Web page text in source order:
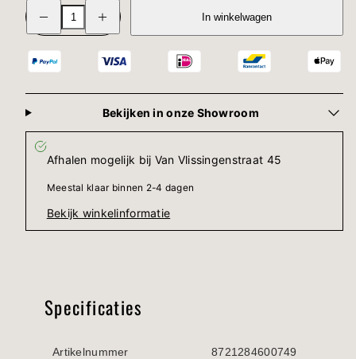
Verminder
hoeveelheid
voor
Jon
Blue
de
hoeveelheid
Side
table
|
In winkelwagen
Bekijken in onze Showroom
Afhalen mogelijk bij Van Vlissingenstraat 45
Meestal klaar binnen 2-4 dagen
Bekijk winkelinformatie
Specificaties
Artikelnummer 8721284600749